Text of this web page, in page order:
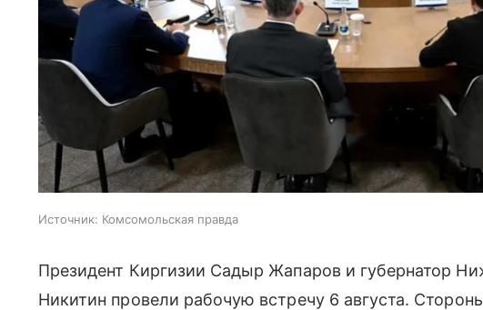
Источник: Комсомольская правда
Президент Киргизии Садыр Жапаров и губернатор
Никитин провели рабочую встречу 6 августа.